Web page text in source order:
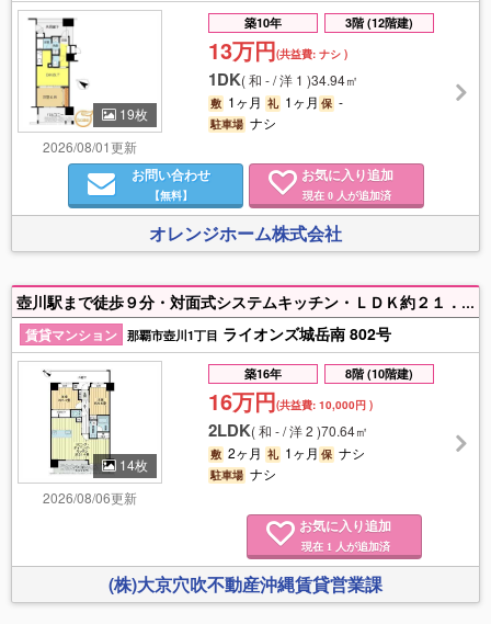
19枚
2026/08/01更新
築10年 3階 (12階建)
13万円(共益費:ナシ )
1DK(和 - / 洋 1 )34.94㎡
敷 1ヶ月 礼 1ヶ月保 -
駐車場 ナシ
お問い合わせ
【無料】
お気に入り追加
現在 0 人が追加済
オレンジホーム株式会社
壺川駅まで徒歩９分・対面式システムキッチン・ＬＤＫ約２１．４畳・２４時間ゴミ出し可能・分譲マンションの１室です！ぜひご見学下さい！
賃貸マンション 那覇市壺川1丁目 ライオンズ城岳南 802号
14枚
2026/08/06更新
築16年 8階 (10階建)
16万円(共益費:10,000円 )
2LDK(和 - / 洋 2 )70.64㎡
敷 2ヶ月 礼 1ヶ月保 ナシ
駐車場 ナシ
お気に入り追加
現在 1 人が追加済
(株)大京穴吹不動産沖縄賃貸営業課